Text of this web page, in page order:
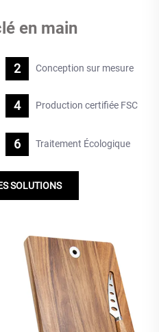
en main
Conception sur mesure
Production certifiée FSC
Traitement Écologique
SOLUTIONS